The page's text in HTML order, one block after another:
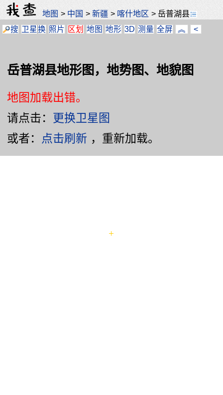
地图 > 中国 >新疆 > 喀什地区 >岳普湖县
搜 卫星换 照片 区划 地图 地形 3D 测量 全屏 ︽ <
岳普湖县地形图，地势图、地貌图
地图加载出错。
请点击： 更换卫星图
或者： 点击刷新 ，重新加载。